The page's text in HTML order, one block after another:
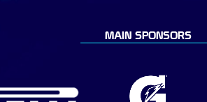
MAIN SPONSORS